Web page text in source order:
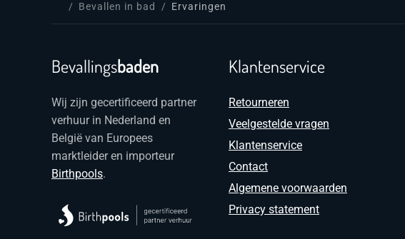
Bevallen in bad Ervaringen
Bevallingsbaden
Wij zijn gecertificeerd partner
verhuur in Nederland en
België van Europees
marktleider en importeur
Birthpools.
Klantenservice
Retourneren
Veelgestelde vragen
Klantenservice
Contact
Algemene voorwaarden
Privacy statement